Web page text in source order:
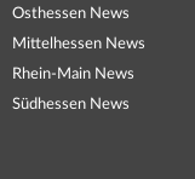
Osthessen News
Mittelhessen News
Rhein-Main News
Südhessen News